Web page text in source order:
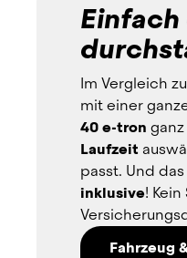
Im Vergleich
mit einer
40 e-tron ganz
Laufzeit
passt. Und
inklusive!
Fahrzeug